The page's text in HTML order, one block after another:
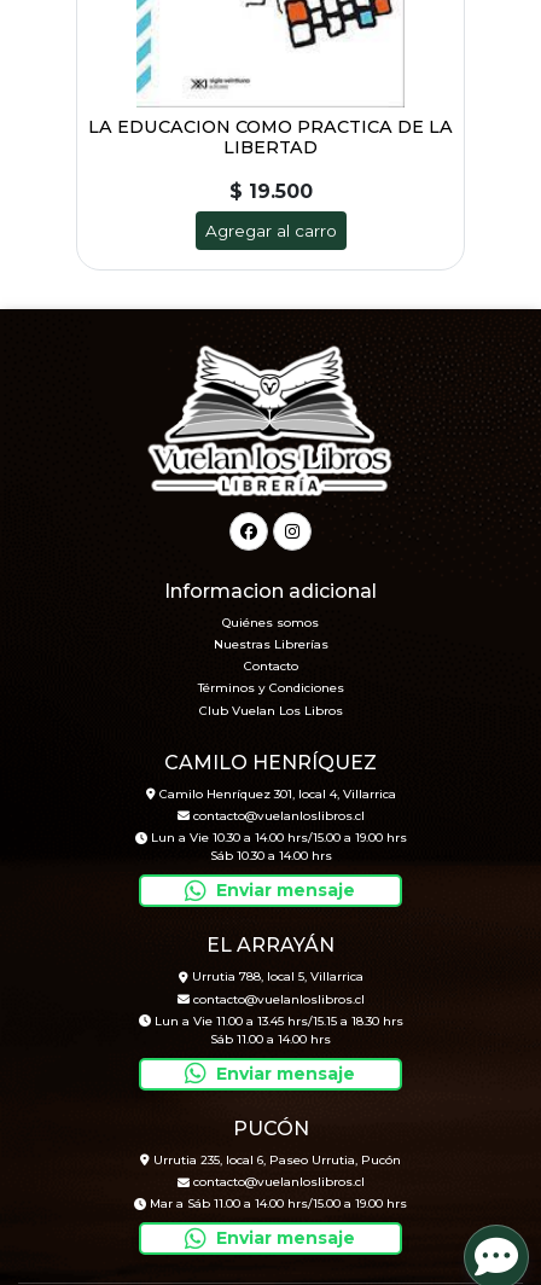
LA EDUCACION COMO PRACTICA DE LA
LIBERTAD
$ 19.500
Agregar al carro
Informacion adicional
Quiénes somos
Nuestras Librerías
Contacto
Términos y Condiciones
Club Vuelan Los Libros
CAMILO HENRÍQUEZ
Camilo Henríquez 301, local 4, Villarrica
contacto@vuelanloslibros.cl
Lun a Vie 10.30 a 14.00 hrs/15.00 a 19.00 hrs
Sáb 10.30 a 14.00 hrs
Enviar mensaje
EL ARRAYÁN
Urrutia 788, local 5, Villarrica
contacto@vuelanloslibros.cl
Lun a Vie 11.00 a 13.45 hrs/15.15 a 18.30 hrs
Sáb 11.00 a 14.00 hrs
Enviar mensaje
PUCÓN
Urrutia 235, local 6, Paseo Urrutia, Pucón
contacto@vuelanloslibros.cl
Mar a Sáb 11.00 a 14.00 hrs/15.00 a 19.00 hrs
Enviar mensaje